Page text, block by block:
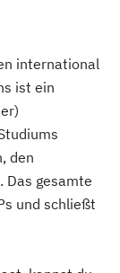
international
ist ein
den
Das gesamte
und schließt